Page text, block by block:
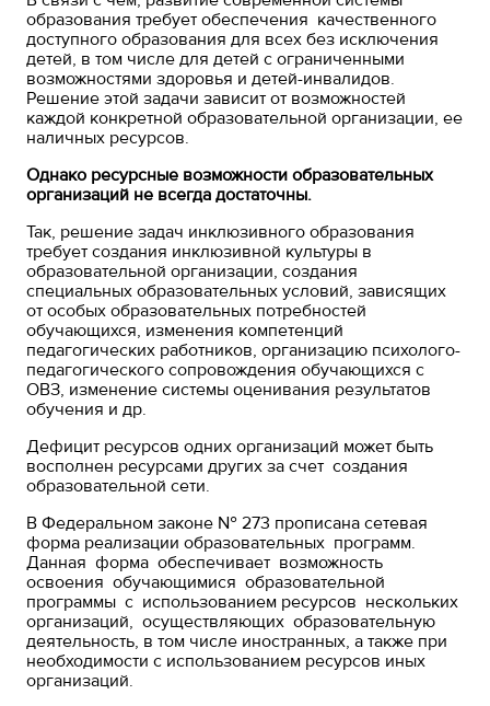
образования требует обеспечения качественного
доступного образования для всех без исключения
детей, в том числе для детей с ограниченными
возможностями здоровья и детей-инвалидов.
Решение этой задачи зависит от возможностей
каждой конкретной образовательной организации, ее
наличных ресурсов.
Однако ресурсные возможности образовательных
организаций не всегда достаточны.
Так, решение задач инклюзивного образования
требует создания инклюзивной культуры в
образовательной организации, создания
специальных образовательных условий, зависящих
от особых образовательных потребностей
обучающихся, изменения компетенций
педагогических работников, организацию психолого-
педагогического сопровождения обучающихся с
ОВЗ, изменение системы оценивания результатов
обучения и др.
Дефицит ресурсов одних организаций может быть
восполнен ресурсами других за счет создания
образовательной сети.
В Федеральном законе № 273 прописана сетевая
форма реализации образовательных программ.
Данная форма обеспечивает возможность
освоения обучающимися образовательной
программы с использованием ресурсов нескольких
организаций, осуществляющих образовательную
деятельность, в том числе иностранных, а также при
необходимости с использованием ресурсов иных
организаций.